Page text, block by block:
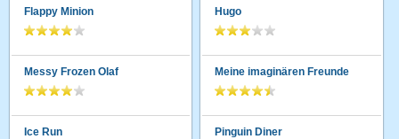
Flappy Minion
Messy Frozen Olaf
Ice Run
Hugo
Meine imaginären Freunde
Pinguin Diner